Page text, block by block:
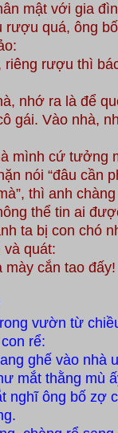
mật với gia
rượu quá, ông
riêng rượu thì
nhớ ra là để
gái. Vào nhà,
mình cứ tưởng
nói “đâu cần
thì anh
thể tin ai
ta bị con chó
và quát:
mày cắn tao đấy!
vườn từ
rể:
ghế vào nhà
mắt thằng mù
nghĩ ông bố zợ